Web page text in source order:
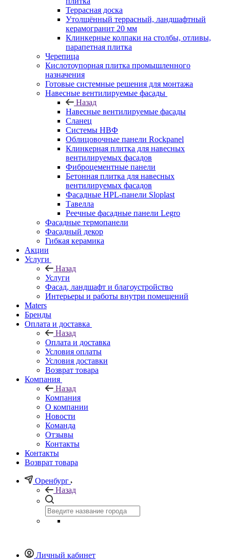
Террасная доска
Утолщённый террасный, ландшафтный
керамогранит 20 мм
Клинкерные колпаки на столбы, отливы,
парапетная плитка
Черепица
Кислотоупорная плитка промышленного
назначения
Готовые системные решения для монтажа
Навесные вентилируемые фасады
Назад
Навесные вентилируемые фасады
Сланец
Системы НВФ
Облицовочные панели Rockpanel
Клинкерная плитка для навесных
вентилируемых фасадов
Фиброцементные панели
Бетонная плитка для навесных
вентилируемых фасадов
Фасадные HPL-панели Sloplast
Тавелла
Реечные фасадные панели Legro
Фасадные термопанели
Фасадный декор
Гибкая керамика
Акции
Услуги
Назад
Услуги
Фасад, ландшафт и благоустройство
Интерьеры и работы внутри помещений
Maters
Бренды
Оплата и доставка
Назад
Оплата и доставка
Условия оплаты
Условия доставки
Возврат товара
Компания
Назад
Компания
О компании
Новости
Команда
Отзывы
Контакты
Контакты
Возврат товара
Оренбург
Назад
Личный кабинет